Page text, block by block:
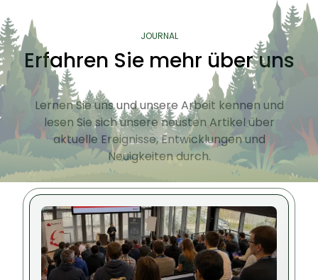
JOURNAL
Erfahren Sie mehr über uns
Lernen Sie uns und unsere Arbeit kennen und
lesen Sie sich unsere neusten Artikel über
aktuelle Ereignisse, Entwicklungen und
Neuigkeiten durch.